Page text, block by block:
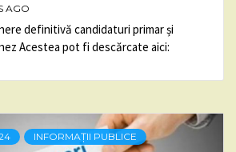
AGO
definitivă candidaturi primar și
Acestea pot fi descărcate aici:
INFORMAȚII PUBLICE